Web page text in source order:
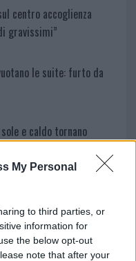
My Personal
to third parties, or
information for
the below opt-out
note that after your
centro accoglienza
gravissimi”
le suite: furto da
e caldo tornano